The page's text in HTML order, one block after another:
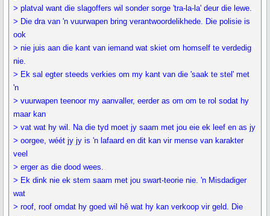
> platval want die slagoffers wil sonder sorge 'tra-la-la' deur die lewe.
> Die dra van 'n vuurwapen bring verantwoordelikhede. Die polisie is
ook
> nie juis aan die kant van iemand wat skiet om homself te verdedig
nie.
> Ek sal egter steeds verkies om my kant van die 'saak te stel' met
'n
> vuurwapen teenoor my aanvaller, eerder as om om te rol sodat hy
maar kan
> vat wat hy wil. Na die tyd moet jy saam met jou eie ek leef en as jy
> oorgee, wéét jy jy is 'n lafaard en dit kan vir mense van karakter
veel
> erger as die dood wees.
> Ek dink nie ek stem saam met jou swart-teorie nie. 'n Misdadiger
wat
> roof, roof omdat hy goed wil hê wat hy kan verkoop vir geld. Die